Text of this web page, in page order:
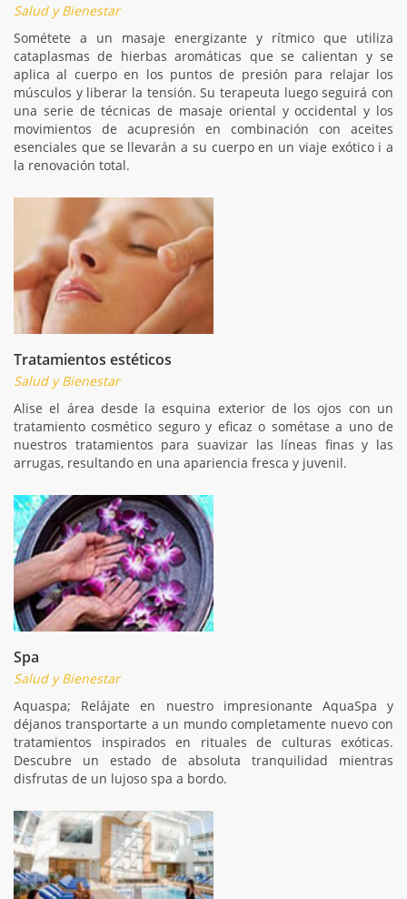
Salud y Bienestar
Sométete a un masaje energizante y rítmico que utiliza
cataplasmas de hierbas aromáticas que se calientan y se
aplica al cuerpo en los puntos de presión para relajar los
músculos y liberar la tensión. Su terapeuta luego seguirá con
una serie de técnicas de masaje oriental y occidental y los
movimientos de acupresión en combinación con aceites
esenciales que se llevarán a su cuerpo en un viaje exótico i a
la renovación total.
Tratamientos estéticos
Salud y Bienestar
Alise el área desde la esquina exterior de los ojos con un
tratamiento cosmético seguro y eficaz o sométase a uno de
nuestros tratamientos para suavizar las líneas finas y las
arrugas, resultando en una apariencia fresca y juvenil.
Spa
Salud y Bienestar
Aquaspa; Relájate en nuestro impresionante AquaSpa y
déjanos transportarte a un mundo completamente nuevo con
tratamientos inspirados en rituales de culturas exóticas.
Descubre un estado de absoluta tranquilidad mientras
disfrutas de un lujoso spa a bordo.